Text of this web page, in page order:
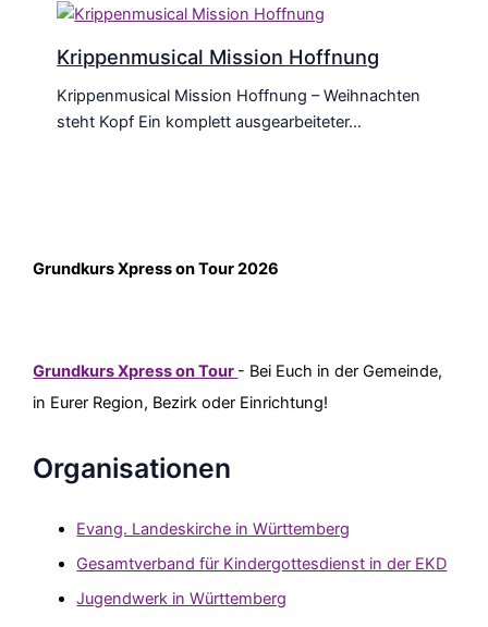
Krippenmusical Mission Hoffnung
Krippenmusical Mission Hoffnung – Weihnachten
steht Kopf Ein komplett ausgearbeiteter…
Grundkurs Xpress on Tour 2026
Grundkurs Xpress on Tour - Bei Euch in der Gemeinde,
in Eurer Region, Bezirk oder Einrichtung!
Organisationen
Evang. Landeskirche in Württemberg
Gesamtverband für Kindergottesdienst in der EKD
Jugendwerk in Württemberg